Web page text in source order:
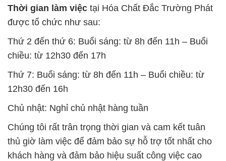
Thời gian làm việc tại Hóa Chất Đắc Trường Phát
được tổ chức như sau:
Thứ 2 đến thứ 6: Buổi sáng: từ 8h đến 11h – Buổi
chiều: từ 12h30 đến 17h
Thứ 7: Buổi sáng: từ 8h đến 11h – Buổi chiều: từ
12h30 đến 16h
Chủ nhật: Nghỉ chủ nhật hàng tuần
Chúng tôi rất trân trọng thời gian và cam kết tuân
thủ giờ làm việc để đảm bảo sự hỗ trợ tốt nhất cho
khách hàng và đảm bảo hiệu suất công việc cao